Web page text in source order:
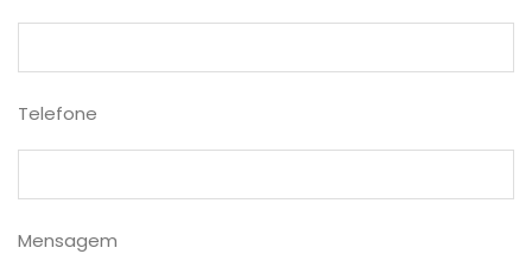
Telefone
Mensagem